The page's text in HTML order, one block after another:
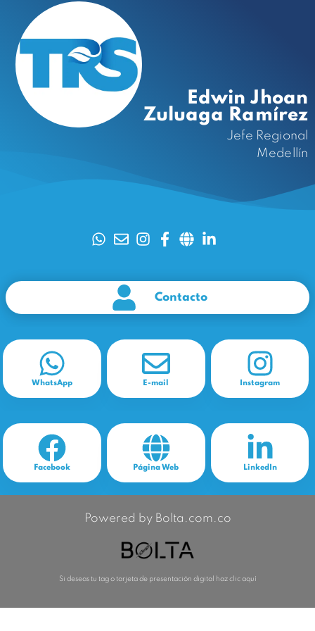
Edwin Jhoan
Zuluaga Ramírez
Jefe Regional
Medellín
Contacto
WhatsApp E-mail Instagram
Facebook Página Web LinkedIn
Powered by Bolta.com.co
Si deseas tu tag o tarjeta de presentación digital haz clic aquí